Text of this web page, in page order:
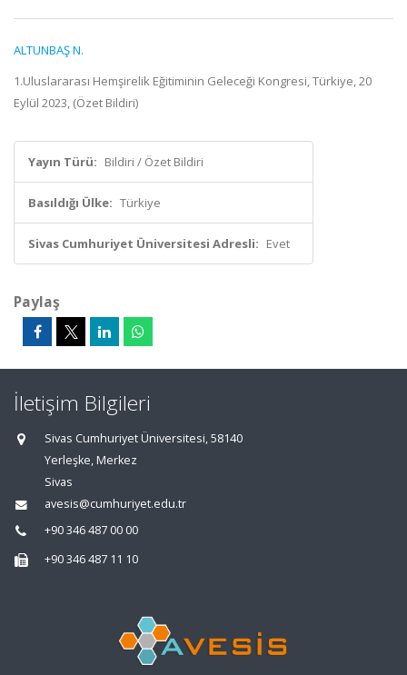
ALTUNBAŞ N.
1.Uluslararası Hemşirelik Eğitiminin Geleceği Kongresi, Türkiye, 20
Eylül 2023, (Özet Bildiri)
Yayın Türü: Bildiri / Özet Bildiri
Basıldığı Ülke: Türkiye
Sivas Cumhuriyet Üniversitesi Adresli: Evet
Paylaş
İletişim Bilgileri
Sivas Cumhuriyet Üniversitesi, 58140
Yerleşke, Merkez
Sivas
avesis@cumhuriyet.edu.tr
+90 346 487 00 00
+90 346 487 11 10